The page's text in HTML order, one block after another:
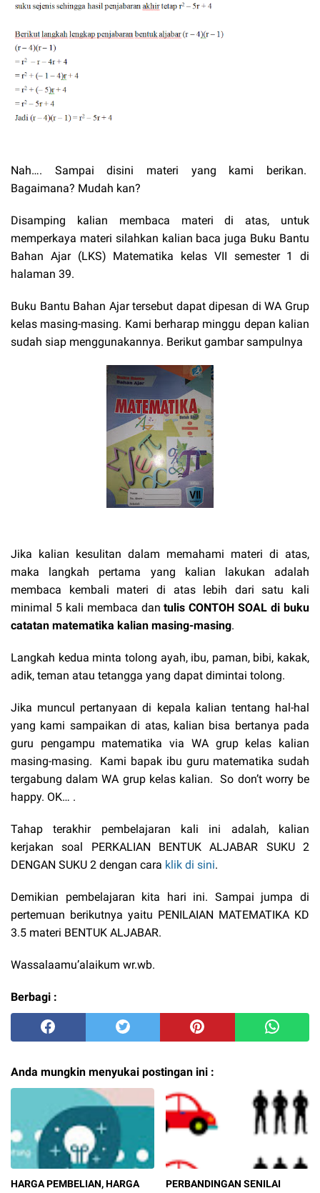
Nah…. Sampai disini materi yang kami berikan.
Bagaimana? Mudah kan?
Disamping kalian membaca materi di atas, untuk
memperkaya materi silahkan kalian baca juga Buku Bantu
Bahan Ajar (LKS) Matematika kelas VII semester 1 di
halaman 39.
Buku Bantu Bahan Ajar tersebut dapat dipesan di WA Grup
kelas masing-masing. Kami berharap minggu depan kalian
sudah siap menggunakannya. Berikut gambar sampulnya
Jika kalian kesulitan dalam memahami materi di atas,
maka langkah pertama yang kalian lakukan adalah
membaca kembali materi di atas lebih dari satu kali
minimal 5 kali membaca dantulis CONTOH SOAL di buku
catatan matematika kalian masing-masing.
Langkah kedua minta tolong ayah, ibu, paman, bibi, kakak,
adik, teman atau tetangga yang dapat dimintai tolong.
Jika muncul pertanyaan di kepala kalian tentang hal-hal
yang kami sampaikan di atas, kalian bisa bertanya pada
guru pengampu matematika via WA grup kelas kalian
masing-masing. Kami bapak ibu guru matematika sudah
tergabung dalam WA grup kelas kalian. So don’t worry be
happy. OK… .
Tahap terakhir pembelajaran kali ini adalah, kalian
kerjakan soal PERKALIAN BENTUK ALJABAR SUKU 2
DENGAN SUKU 2 dengan cara klik di sini.
Demikian pembelajaran kita hari ini. Sampai jumpa di
pertemuan berikutnya yaitu PENILAIAN MATEMATIKA KD
3.5 materi BENTUK ALJABAR.
Wassalaamu’alaikum wr.wb.
Berbagi :
Anda mungkin menyukai postingan ini :
HARGA PEMBELIAN, HARGA
PERBANDINGAN SENILAI